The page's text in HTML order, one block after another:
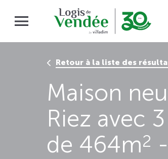
Retour à la liste des
Maison
Riez avec
de 464m2